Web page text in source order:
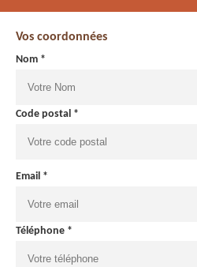
Vos coordonnées
Nom *
Code postal *
Email *
Téléphone *